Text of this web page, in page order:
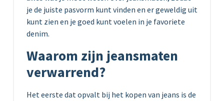
je de juiste pasvorm kunt vinden en er geweldig uit
kunt zien en je goed kunt voelen in je favoriete
denim.
Waarom zijn jeansmaten
verwarrend?
Het eerste dat opvalt bij het kopen van jeans is de